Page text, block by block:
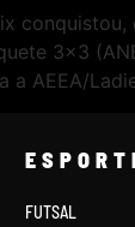
3×3
a AEEA/
FUTSAL